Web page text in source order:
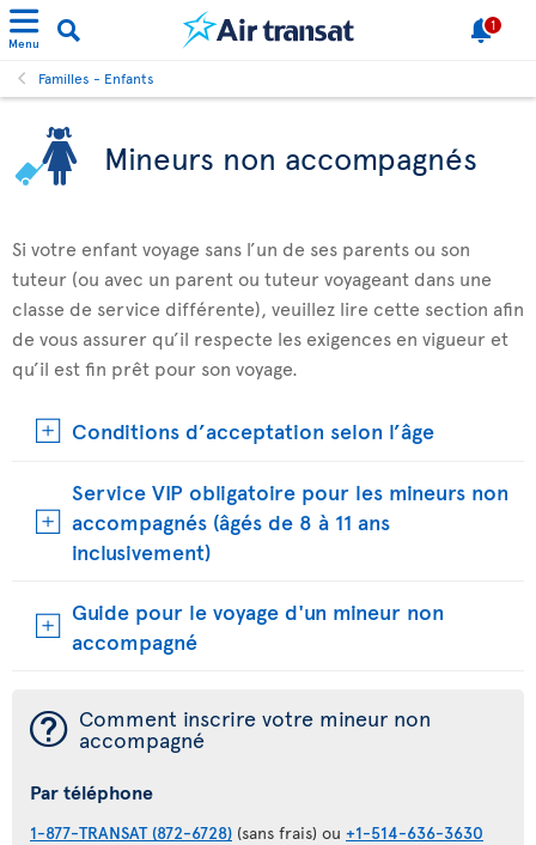
Menu
1
Familles - Enfants
Mineurs non accompagnés
Si votre enfant voyage sans l’un de ses parents ou son
tuteur (ou avec un parent ou tuteur voyageant dans une
classe de service différente), veuillez lire cette section afin
de vous assurer qu’il respecte les exigences en vigueur et
qu’il est fin prêt pour son voyage.
Conditions d’acceptation selon l’âge
Service VIP obligatoire pour les mineurs non
accompagnés (âgés de 8 à 11 ans
inclusivement)
Guide pour le voyage d'un mineur non
accompagné
¯ Comment inscrire votre mineur non
accompagné
Par téléphone
1-877-TRANSAT (872-6728) (sans frais) ou +1-514-636-3630